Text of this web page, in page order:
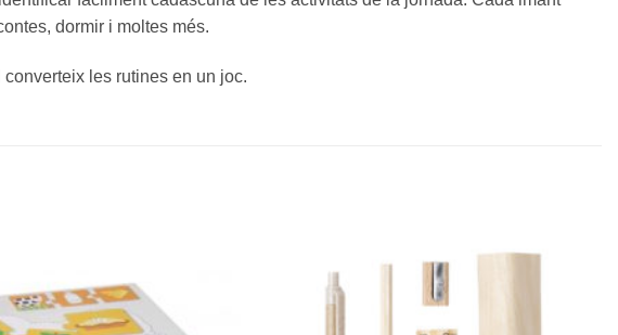
dormir i moltes més.
les rutines en un joc.